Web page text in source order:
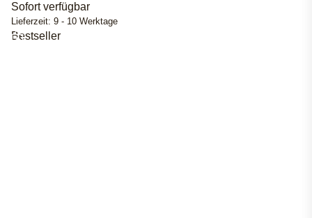
Sofort verfügbar
Lieferzeit: 9 - 10 Werktage
Bestseller